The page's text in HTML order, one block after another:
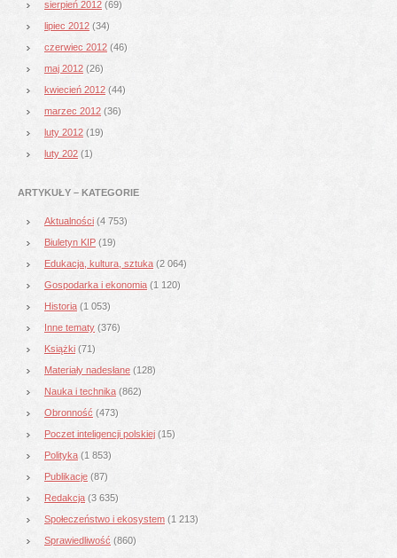
sierpień 2012 (69)
lipiec 2012 (34)
czerwiec 2012 (46)
maj 2012 (26)
kwiecień 2012 (44)
marzec 2012 (36)
luty 2012 (19)
luty 202 (1)
ARTYKUŁY – KATEGORIE
Aktualności (4 753)
Biuletyn KIP (19)
Edukacja, kultura, sztuka (2 064)
Gospodarka i ekonomia (1 120)
Historia (1 053)
Inne tematy (376)
Książki (71)
Materiały nadesłane (128)
Nauka i technika (862)
Obronność (473)
Poczet inteligencji polskiej (15)
Polityka (1 853)
Publikacje (87)
Redakcja (3 635)
Społeczeństwo i ekosystem (1 213)
Sprawiedliwość (860)